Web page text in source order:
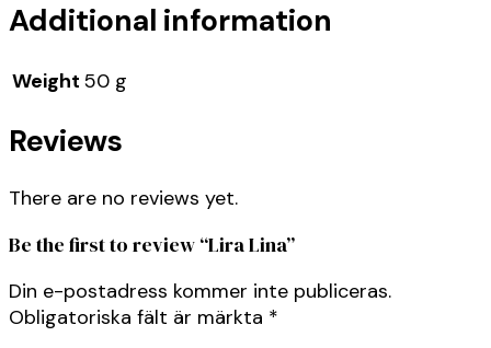
Additional information
Weight 50 g
Reviews
There are no reviews yet.
Be the first to review “Lira Lina”
Din e-postadress kommer inte publiceras.
Obligatoriska fält är märkta *